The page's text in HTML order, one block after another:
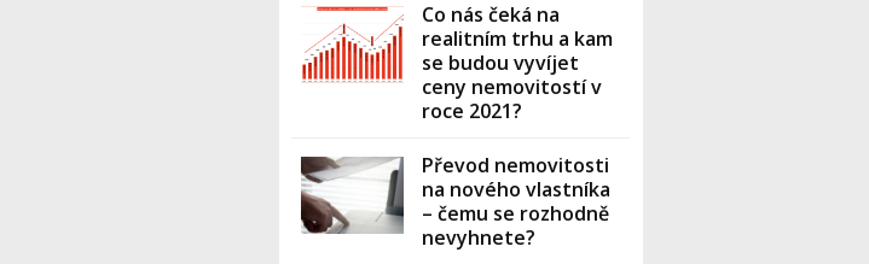
Co nás čeká na
realitním trhu a kam
se budou vyvíjet
ceny nemovitostí v
roce 2021?
Převod nemovitosti
na nového vlastníka
– čemu se rozhodně
nevyhnete?